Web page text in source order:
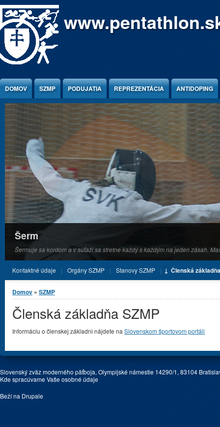
Jump to Content
DOMOV SZMP PODUJATIA REPREZENTÁCIA ANTIDOPING
Šerm
Šermuje sa kordom a v súťaži sa stretne každý s každým na jeden zásah.
Kontaktné údaje Orgány SZMP Stanovy SZMP Členská základňa
Nachádzate sa tu
Domov » SZMP
Členská základňa SZMP
Informáciu o členskej základni nájdete na Slovenskom športovom portáli
Slovenský zväz moderného päťboja, Olympijské námestie 14290/1, 83104
Kde spracúvame Vaše osobné údaje
Beží na Drupale